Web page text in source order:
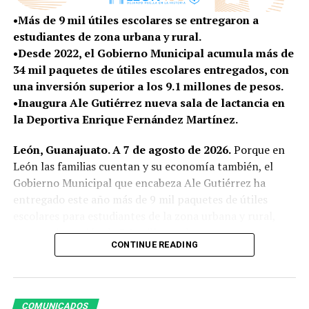
un modelo de campo escuela de acceso abierto, donde
las y los participantes podrán formarse, experimentar y
desarrollar proyectos relacionados con las necesidades y
oportunidades que existen en la zona rural.
Entre los temas de formación se encuentran la
producción de bioinsumos y fertilización orgánica,
renovables, biodigestores, transformación
agroindustrial, comercialización y acceso a mercados.
Con estas herramientas, quienes ya cuentan con un
productividad y encontrar nuevas alternativas para
comercializar sus productos, generando beneficios
económicos y sociales para sus comunidades.
•Más de 9 mil útiles escolares se entregaron a
estudiantes de zona urbana y rural.
•Desde 2022, el Gobierno Municipal acumula más de
34 mil paquetes de útiles escolares entregados, con
una inversión superior a los 9.1 millones de pesos.
•Inaugura Ale Gutiérrez nueva sala de lactancia en
la Deportiva Enrique Fernández Martínez.
León, Guanajuato. A 7 de agosto de 2026.Porque en
León las familias cuentan y su economía también, el
Gobierno Municipal que encabeza Ale Gutiérrez ha
entregado este año más de 9 mil paquetes de útiles
con una inversión de 3.2 millones de pesos.
este apoyo representa un alivio para las familias
leonesas y contribuye a que niñas, niños y adolescentes
CONTINUE READING
COMUNICADOS